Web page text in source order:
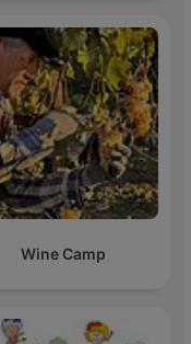
Wine Camp